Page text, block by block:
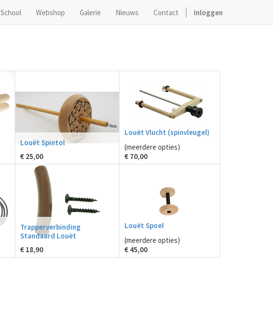
School Webshop Galerie Nieuws Contact Inloggen
Louët Spintol
€ 25,00
Louët Vlucht (spinvleugel)
(meerdere opties)
€ 70,00
Trapperverbinding
Standaard Louët
€ 18,90
Louët Spoel
(meerdere opties)
€ 45,00